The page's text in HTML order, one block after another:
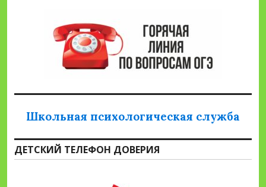
Школьная психологическая служба
ДЕТСКИЙ ТЕЛЕФОН ДОВЕРИЯ